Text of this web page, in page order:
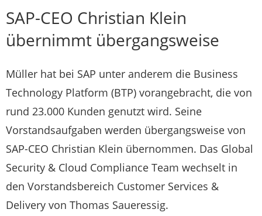
SAP-CEO Christian Klein
übernimmt übergangsweise
Müller hat bei SAP unter anderem die Business
Technology Platform (BTP) vorangebracht, die von
rund 23.000 Kunden genutzt wird. Seine
Vorstandsaufgaben werden übergangsweise von
SAP-CEO Christian Klein übernommen. Das Global
Security & Cloud Compliance Team wechselt in
den Vorstandsbereich Customer Services &
Delivery von Thomas Saueressig.